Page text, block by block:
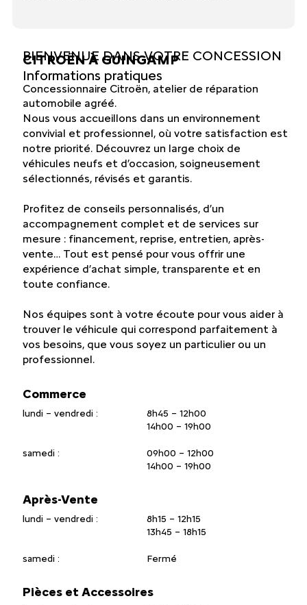
BIENVENUE DANS VOTRE CONCESSION
CITROËN À GUINGAMP
Informations pratiques
Concessionnaire Citroën, atelier de réparation
automobile agréé.
Nous vous accueillons dans un environnement
convivial et professionnel, où votre satisfaction est
notre priorité. Découvrez un large choix de
véhicules neufs et d’occasion, soigneusement
sélectionnés, révisés et garantis.
Profitez de conseils personnalisés, d’un
accompagnement complet et de services sur
mesure : financement, reprise, entretien, après-
vente… Tout est pensé pour vous offrir une
expérience d’achat simple, transparente et en
toute confiance.
Nos équipes sont à votre écoute pour vous aider à
trouver le véhicule qui correspond parfaitement à
vos besoins, que vous soyez un particulier ou un
professionnel.
Commerce
lundi – vendredi :
8h45 – 12h00
14h00 – 19h00
samedi :
09h00 – 12h00
14h00 – 19h00
Après-Vente
lundi – vendredi :
8h15 – 12h15
13h45 – 18h15
samedi : Fermé
Pièces et Accessoires